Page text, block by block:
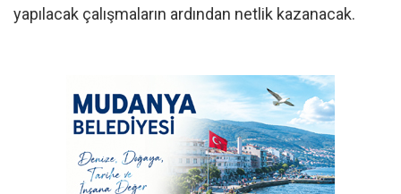
yapılacak çalışmaların ardından netlik kazanacak.